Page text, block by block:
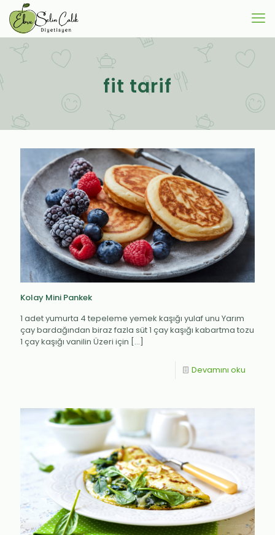
fit tarif
Kolay Mini Pankek
1 adet yumurta 4 tepeleme yemek kaşığı yulaf unu Yarım
çay bardağından biraz fazla süt 1 çay kaşığı kabartma tozu
1 çay kaşığı vanilin Üzeri için […]
Devamını oku